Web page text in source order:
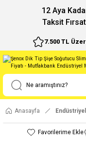
12 Aya
Taksit
7.500 TL
Anasayfa